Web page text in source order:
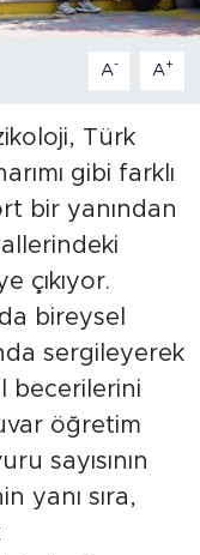
A- A+
Türk
gibi farklı
bir yanından
çıkıyor.
bireysel
sergileyerek
becerilerini
öğretim
sayısının
yanı sıra,